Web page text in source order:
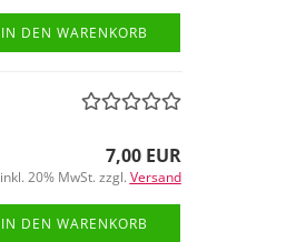
IN DEN WARENKORB
7,00 EUR
inkl. 20% MwSt. zzgl. Versand
IN DEN WARENKORB